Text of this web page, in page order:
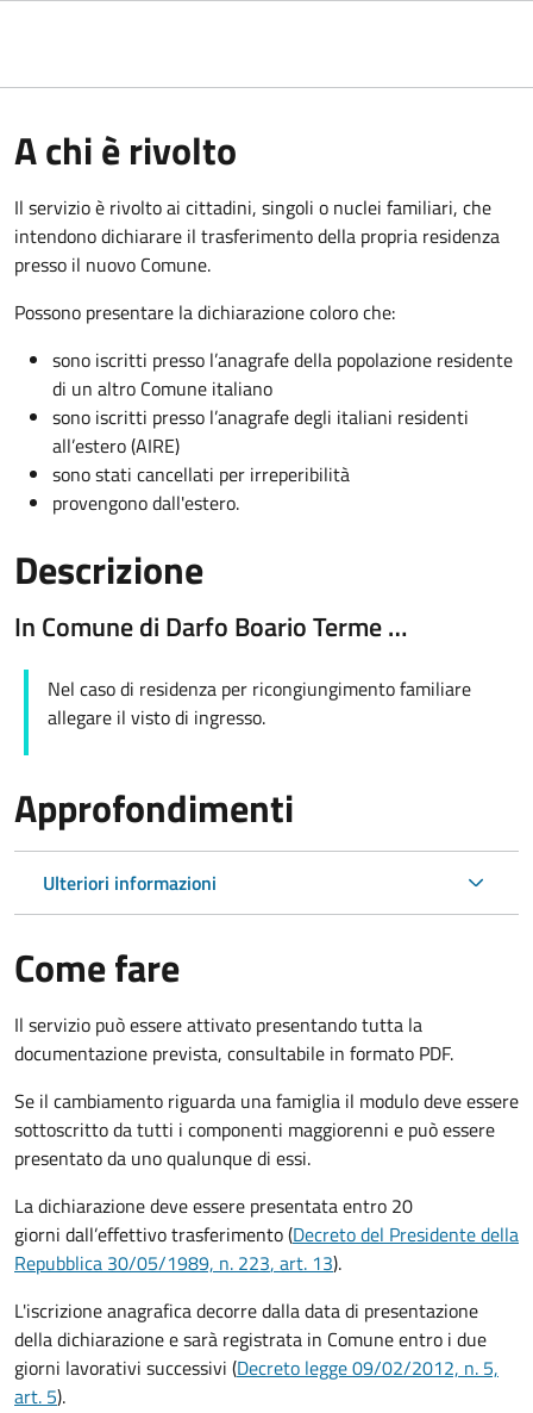
A chi è rivolto
Il servizio è rivolto ai cittadini, singoli o nuclei familiari, che
intendono dichiarare il trasferimento della propria residenza
presso il nuovo Comune.
Possono presentare la dichiarazione coloroche:
sono iscritti presso l’anagrafe della popolazione residente
di un altro Comune italiano
sono iscritti presso l’anagrafe degli italiani residenti
all’estero (AIRE)
sono stati cancellati per irreperibilità
provengono dall'estero.
Descrizione
In Comune di Darfo Boario Terme …
Nel caso di residenza per ricongiungimento familiare
allegare il visto di ingresso.
Approfondimenti
Ulteriori informazioni
Come fare
Il servizio può essere attivato presentando tutta la
documentazione prevista, consultabile in formato PDF.
Se il cambiamento riguarda una famiglia il modulo deve essere
sottoscritto da tutti i componenti maggiorenni e può essere
presentato da uno qualunque di essi.
La dichiarazione deve essere presentata entro 20
giorni dall’effettivo trasferimento (Decreto del Presidente della
Repubblica 30/05/1989, n. 223, art. 13).
L'iscrizione anagrafica decorre dalla data di presentazione
della dichiarazione e sarà registrata in Comune entro i due
giorni lavorativi successivi (Decreto legge 09/02/2012, n. 5,
art. 5).